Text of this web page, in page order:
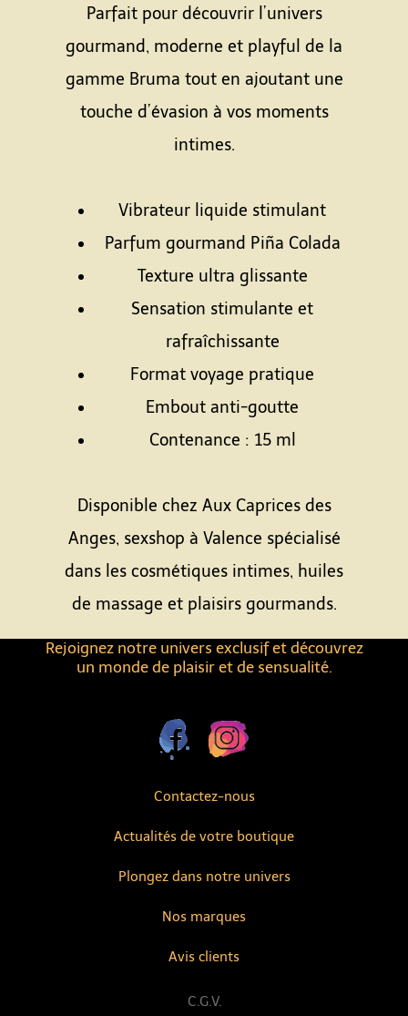
Contactez-nous
Actualités de votre boutique
Avis clients
Nos marques
Rejoignez notre univers exclusif et découvrez
un monde de plaisir et de sensualité.
Plongez dans notre univers
C.G.V.
Parfait pour découvrir l’univers
gourmand, moderne et playful de la
gamme Bruma tout en ajoutant une
touche d’évasion à vos moments
intimes.
Vibrateur liquide stimulant
Parfum gourmand Piña Colada
Texture ultra glissante
Sensation stimulante et
rafraîchissante
Format voyage pratique
Embout anti-goutte
Contenance : 15 ml
Disponible chez Aux Caprices des
Anges, sexshop à Valence spécialisé
dans les cosmétiques intimes, huiles
de massage et plaisirs gourmands.